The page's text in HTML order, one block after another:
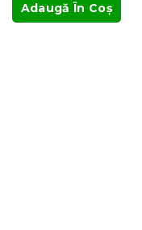
Adaugă În Coş